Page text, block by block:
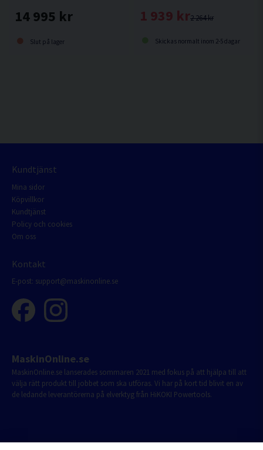
14 995 kr
Slut på lager
2 264 kr
1 939 kr
Skickas normalt inom 2-5 dagar
Kundtjänst
Mina sidor
Köpvillkor
Kundtjänst
Policy och cookies
Om oss
Kontakt
E-post: support@maskinonline.se
MaskinOnline.se
MaskinOnline.se lanserades sommaren 2021 med fokus på att hjälpa till att
välja rätt produkt till jobbet som ska utföras. Vi har på kort tid blivit en av
de ledande leverantörerna på elverktyg från HiKOKI Powertools.